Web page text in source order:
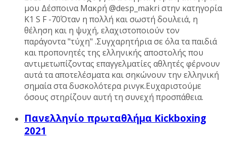
μου Δέσποινα Μακρή @desp_makri στην κατηγορία
K1 S F -70Όταν η πολλή και σωστή δουλειά, η
θέληση και η ψυχή, ελαχιστοποιούν τον
παράγοντα "τύχη" .Συγχαρητήρια σε όλα τα παιδιά
και προπονητές της ελληνικής αποστολής που
αντιμετωπίζοντας επαγγελματίες αθλητές φέρνουν
αυτά τα αποτελέσματα και σηκώνουν την ελληνική
σημαία στα δυσκολότερα ρινγκ.Ευχαριστούμε
όσους στηρίζουν αυτή τη συνεχή προσπάθεια.
Πανελληνίο πρωταθλήμα Kickboxing
2021